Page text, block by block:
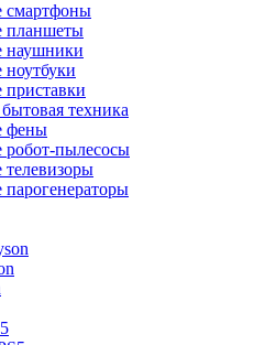
смартфоны
планшеты
наушники
техника
фены
пылесосы